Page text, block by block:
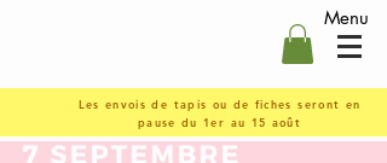
Menu
Les envois de tapis ou de fiches seront en
pause du 1er au 15 août